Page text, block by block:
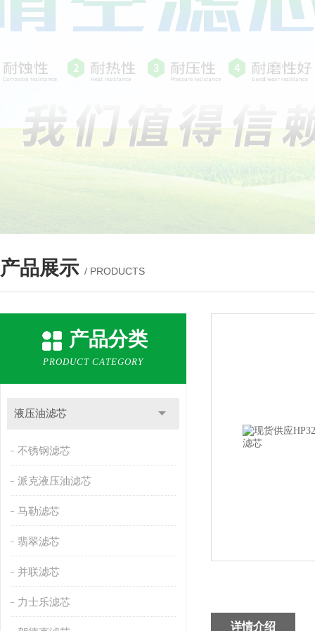
产品展示 / PRODUCTS
产品分类
PRODUCT CATEGORY
液压油滤芯
不锈钢滤芯
派克液压油滤芯
马勒滤芯
翡翠滤芯
并联滤芯
力士乐滤芯
详情介绍